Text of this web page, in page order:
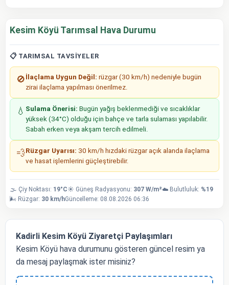
Kesim Köyü Tarımsal Hava Durumu
📋 TARIMSAL TAVSIYELER
🚫 İlaçlama Uygun Değil: rüzgar (30 km/h) nedeniyle bugün
zirai ilaçlama yapılması önerilmez.
💧 Sulama Önerisi: Bugün yağış beklenmediği ve sıcaklıklar
yüksek (34°C) olduğu için bahçe ve tarla sulaması yapılabilir.
Sabah erken veya akşam tercih edilmeli.
💨Rüzgar Uyarısı: 30 km/h hızdaki rüzgar açık alanda ilaçlama
ve hasat işlemlerini güçleştirebilir.
🌫️ Çiy Noktası: 19°C☀️ Güneş Radyasyonu: 307 W/m²☁️ Bulutluluk: %19
🌬️ Rüzgar: 30 km/hGüncelleme: 08.08.2026 06:36
Kadirli Kesim Köyü Ziyaretçi Paylaşımları
Kesim Köyü hava durumunu gösteren güncel resim ya
da mesaj paylaşmak ister misiniz?